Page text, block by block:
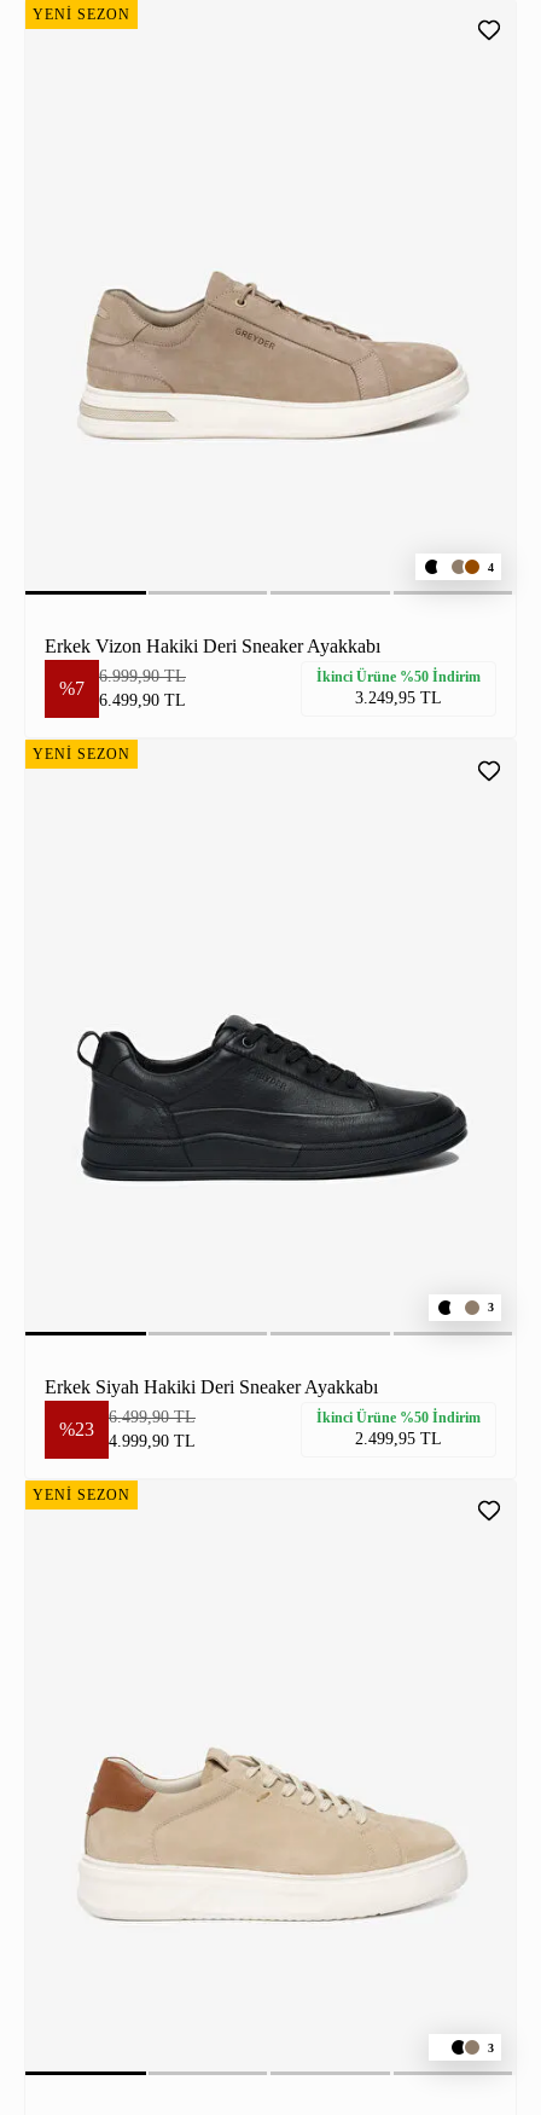
YENİ SEZON
4
Erkek Vizon Hakiki Deri Sneaker Ayakkabı
%7
6.999,90 TL
6.499,90 TL
İkinci Ürüne %50 İndirim
3.249,95 TL
YENİ SEZON
3
Erkek Siyah Hakiki Deri Sneaker Ayakkabı
%23
6.499,90 TL
4.999,90 TL
İkinci Ürüne %50 İndirim
2.499,95 TL
YENİ SEZON
3